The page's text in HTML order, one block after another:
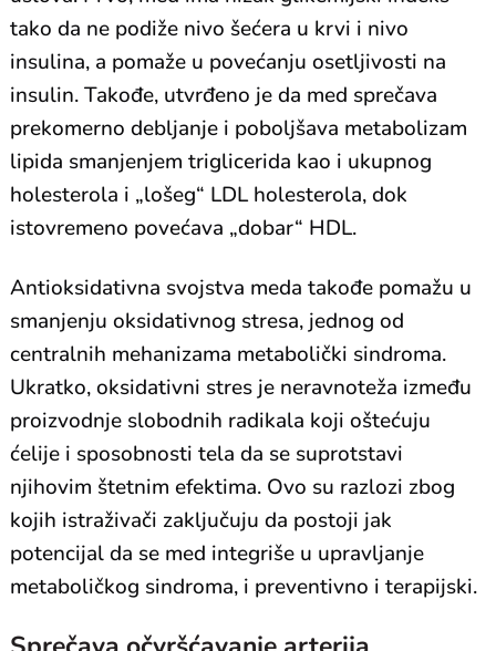
tako da ne podiže nivo šećera u krvi i nivo
insulina, a pomaže u povećanju osetljivosti na
insulin. Takođe, utvrđeno je da med sprečava
prekomerno debljanje i poboljšava metabolizam
lipida smanjenjem triglicerida kao i ukupnog
holesterola i „lošeg“ LDL holesterola, dok
istovremeno povećava „dobar“ HDL.
Antioksidativna svojstva meda takođe pomažu u
smanjenju oksidativnog stresa, jednog od
centralnih mehanizama metabolički sindroma.
Ukratko, oksidativni stres je neravnoteža između
proizvodnje slobodnih radikala koji oštećuju
ćelije i sposobnosti tela da se suprotstavi
njihovim štetnim efektima. Ovo su razlozi zbog
kojih istraživači zaključuju da postoji jak
potencijal da se med integriše u upravljanje
metaboličkog sindroma, i preventivno i terapijski.